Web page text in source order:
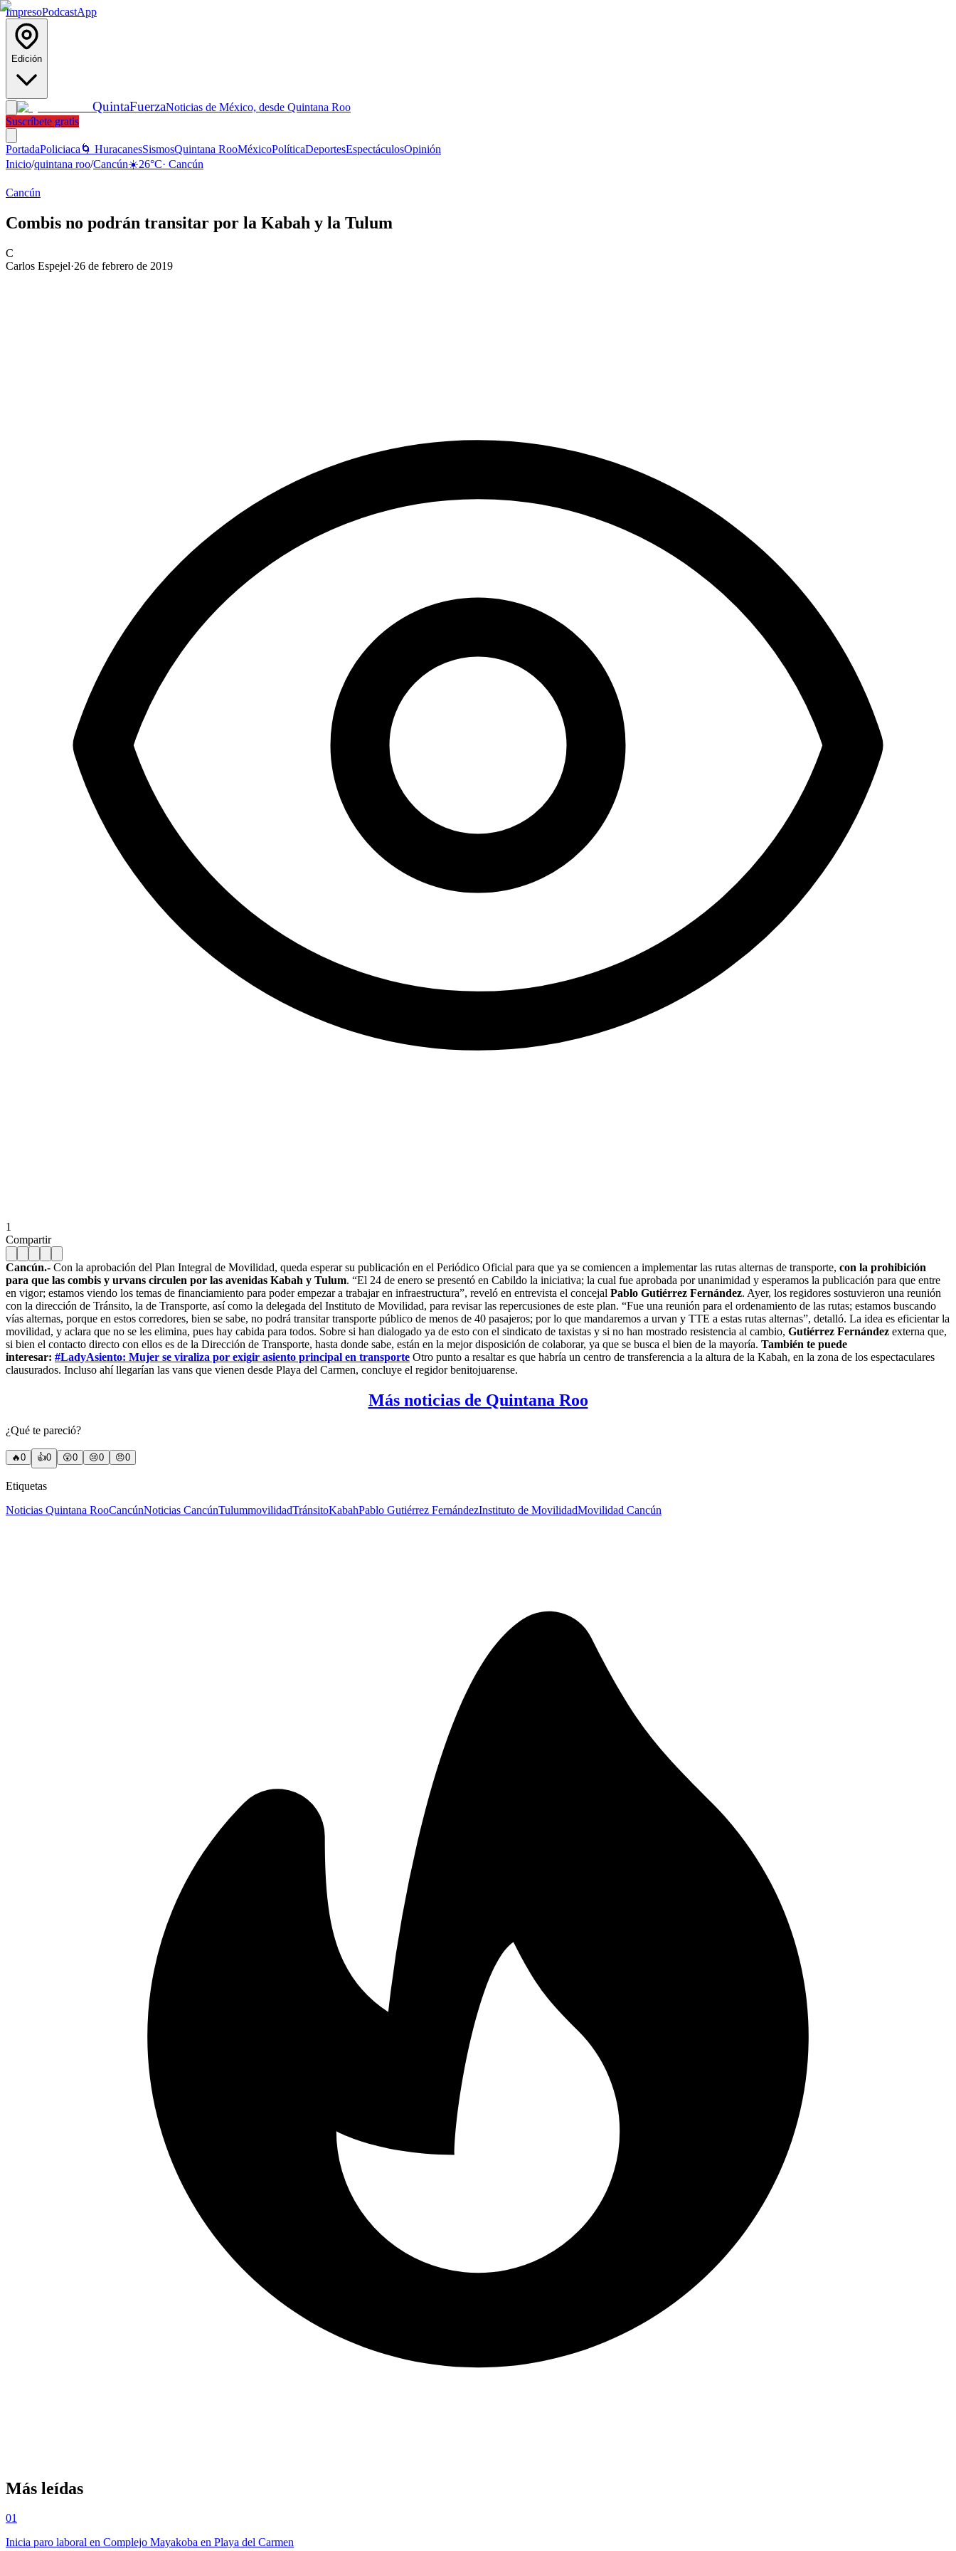
ImpresoPodcastApp
Edición
QuintaFuerzaNoticias de México, desde Quintana Roo
Suscríbete gratis
PortadaPoliciaca 🌀 HuracanesSismosQuintana RooMéxicoPolíticaDeportesEspectáculosOpinión
Inicio/quintana roo/Cancún☀️26°C· Cancún
Cancún
Combis no podrán transitar por la Kabah y la Tulum
C
Carlos Espejel·26 de febrero de 2019
1
Compartir
Cancún.- Con la aprobación del Plan Integral de Movilidad, queda esperar su publicación en el Periódico Oficial para que ya se comiencen a implementar las rutas alternas de transporte, con la prohibición
para que las combis y urvans circulen por las avenidas Kabah y Tulum. “El 24 de enero se presentó en Cabildo la iniciativa; la cual fue aprobada por unanimidad y esperamos la publicación para que entre
en vigor; estamos viendo los temas de financiamiento para poder empezar a trabajar en infraestructura”, reveló en entrevista el concejal Pablo Gutiérrez Fernández. Ayer, los regidores sostuvieron una reunión
con la dirección de Tránsito, la de Transporte, así como la delegada del Instituto de Movilidad, para revisar las repercusiones de este plan. “Fue una reunión para el ordenamiento de las rutas; estamos buscando
vías alternas, porque en estos corredores, bien se sabe, no podrá transitar transporte público de menos de 40 pasajeros; por lo que mandaremos a urvan y TTE a estas rutas alternas”, detalló. La idea es eficientar la
movilidad, y aclara que no se les elimina, pues hay cabida para todos. Sobre si han dialogado ya de esto con el sindicato de taxistas y si no han mostrado resistencia al cambio, Gutiérrez Fernández externa que,
si bien el contacto directo con ellos es de la Dirección de Transporte, hasta donde sabe, están en la mejor disposición de colaborar, ya que se busca el bien de la mayoría. También te puede
interesar: #LadyAsiento: Mujer se viraliza por exigir asiento principal en transporte Otro punto a resaltar es que habría un centro de transferencia a la altura de la Kabah, en la zona de los espectaculares
clausurados. Incluso ahí llegarían las vans que vienen desde Playa del Carmen, concluye el regidor benitojuarense.
Más noticias de Quintana Roo
¿Qué te pareció?
🔥0 👍0 😲0 😢0 😠0
Etiquetas
Noticias Quintana RooCancúnNoticias CancúnTulummovilidadTránsitoKabahPablo Gutiérrez FernándezInstituto de MovilidadMovilidad Cancún
Más leídas
01
Inicia paro laboral en Complejo Mayakoba en Playa del Carmen